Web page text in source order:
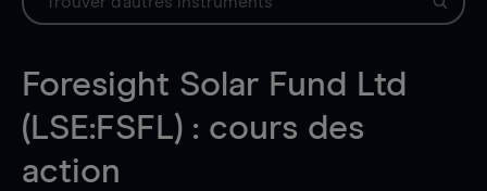
Foresight Solar Fund Ltd
(LSE:FSFL) : cours des
action